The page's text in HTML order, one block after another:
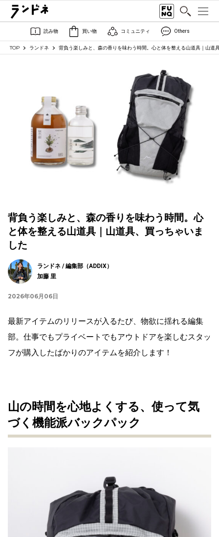
読み物 買い物 コミュニティ Others
TOP ランドネ 背負う楽しみと、森の香りを味わう時間。心と体を整える山道具｜山道
背負う楽しみと、森の香りを味わう時間。心
と体を整える山道具｜山道具、買っちゃいま
した
ランドネ / 編集部（ADDIX）
加藤 里
2026年06月06日
最新アイテムのリリースが入るたび、物欲に揺れる編集
部。仕事でもプライベートでもアウトドアを楽しむスタッ
フが購入したばかりのアイテムを紹介します！
山の時間を心地よくする、使って気
づく機能派バックパック